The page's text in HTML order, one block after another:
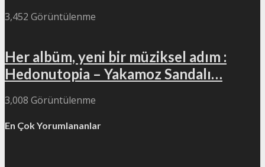
3,452 Görüntülenme
Her albüm, yeni bir müziksel adım :
Hedonutopia – Yakamoz Sandalı…
3,008 Görüntülenme
En Çok Yorumlananlar